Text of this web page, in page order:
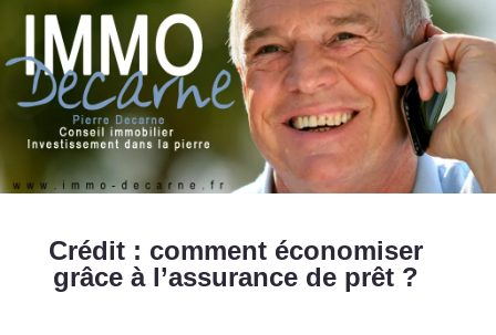
Crédit : comment économiser
grâce à l’assurance de prêt ?